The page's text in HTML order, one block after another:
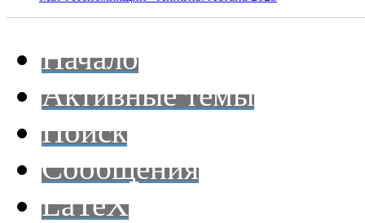
Начало
Активные темы
Поиск
Сообщения
LaTeX